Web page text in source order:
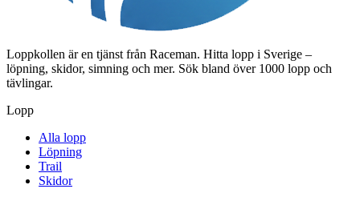
Loppkollen är en tjänst från Raceman. Hitta lopp i Sverige –
löpning, skidor, simning och mer. Sök bland över 1000 lopp och
tävlingar.
Lopp
Alla lopp
Löpning
Trail
Skidor